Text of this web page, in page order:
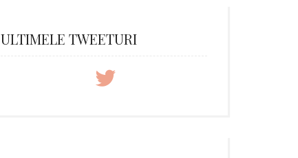
ULTIMELE TWEETURI